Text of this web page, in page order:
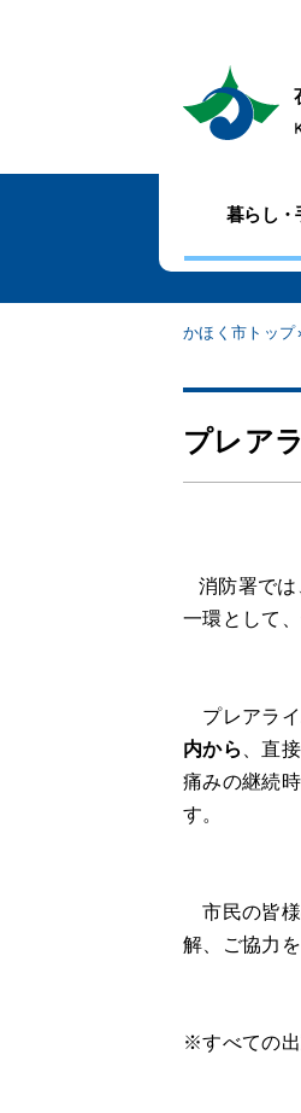
暮らし・
かほく市トップ
プレア
消防署では
一環として
プレアライ
内から
、直
痛みの継続
す。
市民の皆様
解、ご協力
※すべての出